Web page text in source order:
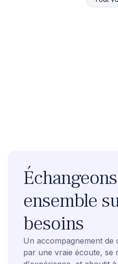
Échangeons
ensemble
besoins
Un accompagnement de
par une vraie écoute, se